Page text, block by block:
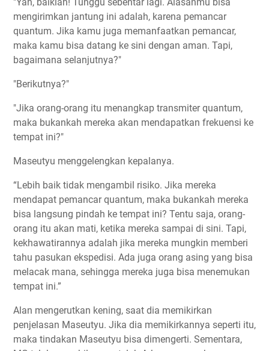
mengirimkan jantung ini adalah, karena pemancar
quantum. Jika kamu juga memanfaatkan pemancar,
maka kamu bisa datang ke sini dengan aman. Tapi,
bagaimana selanjutnya?"
"Berikutnya?"
"Jika orang-orang itu menangkap transmiter quantum,
maka bukankah mereka akan mendapatkan frekuensi ke
tempat ini?"
Maseutyu menggelengkan kepalanya.
“Lebih baik tidak mengambil risiko. Jika mereka
mendapat pemancar quantum, maka bukankah mereka
bisa langsung pindah ke tempat ini? Tentu saja, orang-
orang itu akan mati, ketika mereka sampai di sini. Tapi,
kekhawatirannya adalah jika mereka mungkin memberi
tahu pasukan ekspedisi. Ada juga orang asing yang bisa
melacak mana, sehingga mereka juga bisa menemukan
tempat ini.”
Alan mengerutkan kening, saat dia memikirkan
penjelasan Maseutyu. Jika dia memikirkannya seperti itu,
maka tindakan Maseutyu bisa dimengerti. Sementara,